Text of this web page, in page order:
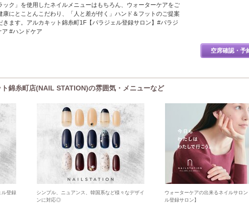
ック」を使用したネイルメニューはもちろん、ウォーターケアをご
康にとことんこだわり、「人と差が付く」ハンド＆フットのご提案
きます。アルカキット錦糸町1F【パラジェル登録サロン】#パラジ
ア #ハンドケア
空席確認・予
錦糸町店(NAIL STATION)の雰囲気・メニューなど
ル登録
シンプル、ニュアンス、韓国系など様々なデザイ
ンに対応◎
ウォーターケアの出来るネイルサロ
ル登録サロン】